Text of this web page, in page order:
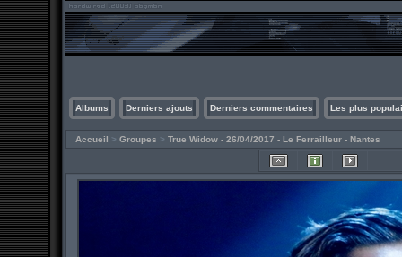
Albums Derniers ajouts Derniers commentaires Les plus
Accueil > Groupes > True Widow - 26/04/2017 - Le Ferrailleur - Nantes